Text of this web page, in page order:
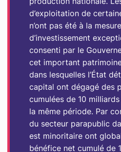
d’exploitation de
n’ont pas été à la
d’investissement
consenti par le
cet important
dans lesquelles l’État
capital ont dégagé des
cumulées de 10
la même période. Par
du secteur parapublic
est minoritaire ont
bénéfice net cumulé de